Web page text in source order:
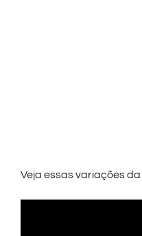
Veja essas variações